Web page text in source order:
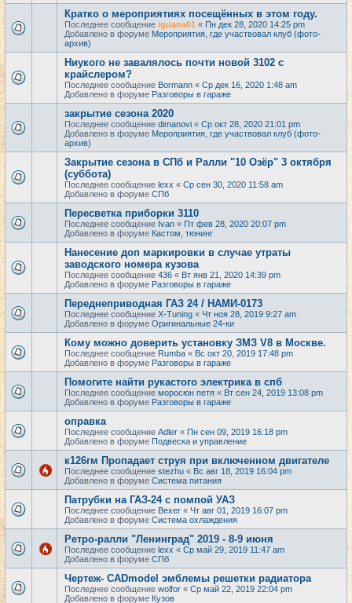
Кратко о мероприятиях посещённых в этом году.
Последнее сообщение iguana01 « Пн дек 28, 2020 14:25 pm
Добавлено в форуме Мероприятия, где участвовал клуб (фото-
архив)
Ниукого не завалялось почти новой 3102 с
крайслером?
Последнее сообщение Bormann « Ср дек 16, 2020 1:48 am
Добавлено в форуме Разговоры в гараже
закрытие сезона 2020
Последнее сообщение dimanovi « Ср окт 28, 2020 21:01 pm
Добавлено в форуме Мероприятия, где участвовал клуб (фото-
архив)
Закрытие сезона в СПб и Ралли "10 Озёр" 3 октября
(суббота)
Последнее сообщение lexx « Ср сен 30, 2020 11:58 am
Добавлено в форуме СПб
Пересветка приборки 3110
Последнее сообщение Ivan « Пт фев 28, 2020 20:07 pm
Добавлено в форуме Кастом, тюнинг
Нанесение доп маркировки в случае утраты
заводского номера кузова
Последнее сообщение 436 « Вт янв 21, 2020 14:39 pm
Добавлено в форуме Разговоры в гараже
Переднеприводная ГАЗ 24 / НАМИ-0173
Последнее сообщение X-Tuning « Чт ноя 28, 2019 9:27 am
Добавлено в форуме Оригинальные 24-ки
Кому можно доверить установку ЗМЗ V8 в Москве.
Последнее сообщение Rumba « Вс окт 20, 2019 17:48 pm
Добавлено в форуме Разговоры в гараже
Помогите найти рукастого электрика в спб
Последнее сообщение моросюн петя « Вт сен 24, 2019 13:08 pm
Добавлено в форуме Разговоры в гараже
оправка
Последнее сообщение Adler « Пн сен 09, 2019 16:18 pm
Добавлено в форуме Подвеска и управление
к126гм Пропадает струя при включенном двигателе
Последнее сообщение stezhu « Вс авг 18, 2019 16:04 pm
Добавлено в форуме Система питания
Патрубки на ГАЗ-24 с помпой УАЗ
Последнее сообщение Bexer « Чт авг 01, 2019 16:07 pm
Добавлено в форуме Система охлаждения
Ретро-ралли "Ленинград" 2019 - 8-9 июня
Последнее сообщение lexx « Ср май 29, 2019 11:47 am
Добавлено в форуме СПб
Чертеж- CADmodel эмблемы решетки радиатора
Последнее сообщение wolfor « Ср май 22, 2019 22:04 pm
Добавлено в форуме Кузов